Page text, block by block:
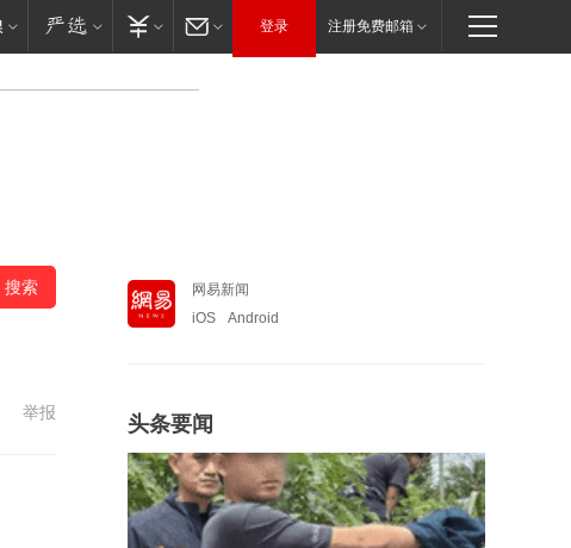
登录 注册免费邮箱
举报
网易新闻
iOS
Android
头条要闻